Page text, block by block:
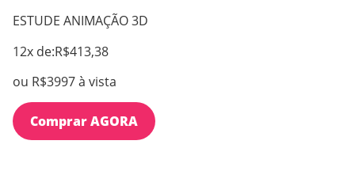
ESTUDE ANIMAÇÃO 3D
12x de:R$413,38
ou R$3997 à vista
Comprar AGORA